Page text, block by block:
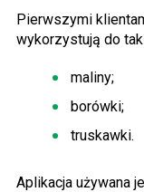
Pierwszymi
wykorzystują do
maliny;
borówki;
truskawki.
Aplikacja używana